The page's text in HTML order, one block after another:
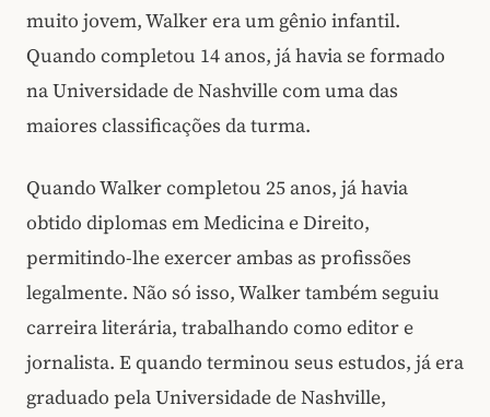
muito jovem, Walker era um gênio infantil.
Quando completou 14 anos, já havia se formado
na Universidade de Nashville com uma das
maiores classificações da turma.
Quando Walker completou 25 anos, já havia
obtido diplomas em Medicina e Direito,
permitindo-lhe exercer ambas as profissões
legalmente. Não só isso, Walker também seguiu
carreira literária, trabalhando como editor e
jornalista. E quando terminou seus estudos, já era
graduado pela Universidade de Nashville,